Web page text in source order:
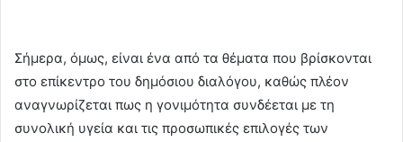
Σήμερα, όμως, είναι ένα από τα θέματα που βρίσκονται
στο επίκεντρο του δημόσιου διαλόγου, καθώς πλέον
αναγνωρίζεται πως η γονιμότητα συνδέεται με τη
συνολική υγεία και τις προσωπικές επιλογές των